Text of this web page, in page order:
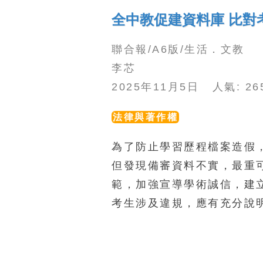
全中教促建資料庫 比對
聯合報/A6版/生活．文教
李芯
2025年11月5日 人氣:
法律與著作權
為了防止學習歷程檔案造假
但發現備審資料不實，最重
範，加強宣導學術誠信，建
考生涉及違規，應有充分說